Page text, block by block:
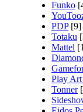
Funko
PDP [9]
Totaku
Mattel
Play
Tonner